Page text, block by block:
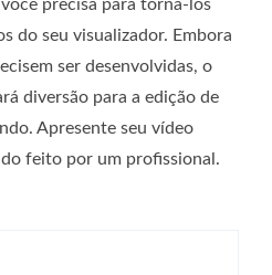
precisa para torná-los
do seu visualizador. Embora
ser desenvolvidas, o
diversão para a edição de
Apresente seu vídeo
feito por um profissional.